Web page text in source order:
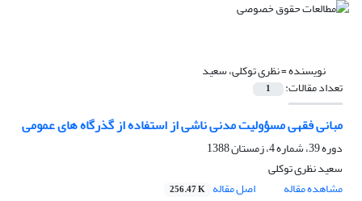
نویسنده =نظری توکلی، سعید
تعداد مقالات: 1
مبانی فقهی مسؤولیت مدنی ناشی از استفاده از گذرگاه های عمومی‌
دوره 39، شماره 4، زمستان 1388
سعید نظری توکلی
مشاهده مقاله
اصل مقاله 256.47 K